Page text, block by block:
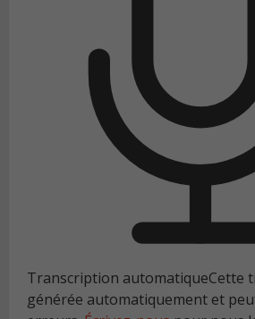
Transcription automatiqueCette
générée automatiquement et